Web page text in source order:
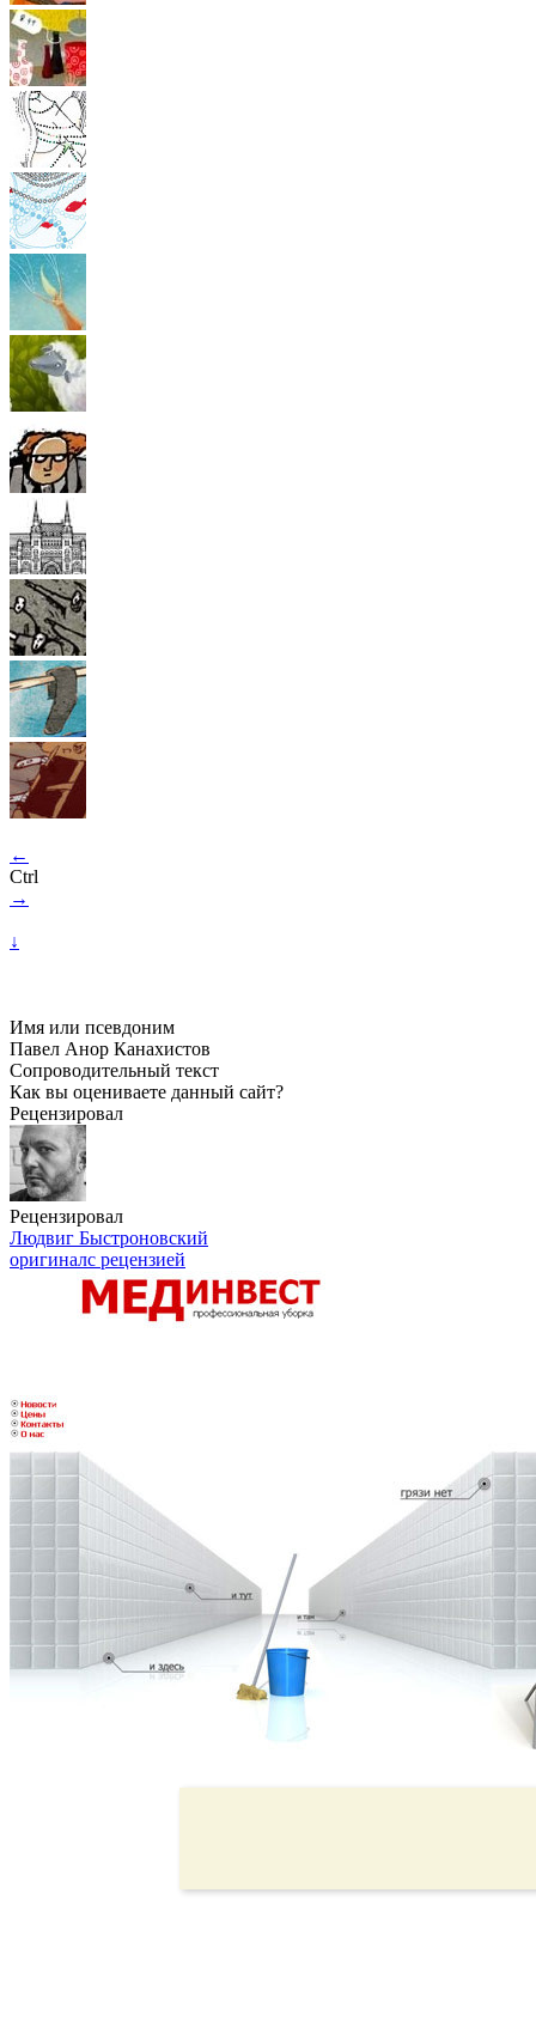
←
Ctrl
→
↓
Имя или псевдоним
Павел Анор Канахистов
Сопроводительный текст
Как вы оцениваете данный сайт?
Рецензировал
Рецензировал
Людвиг Быстроновский
оригиналс рецензией